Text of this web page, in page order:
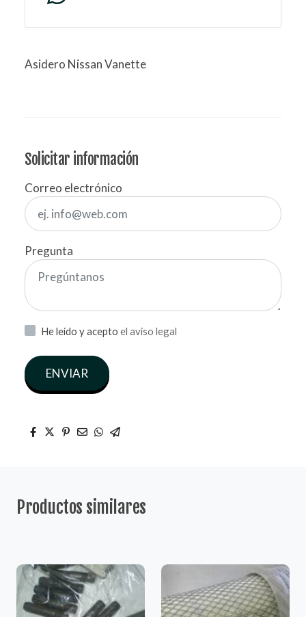
Asidero Nissan Vanette
Solicitar información
Correo electrónico
Pregunta
He leído y acepto el aviso legal
ENVIAR
Productos similares